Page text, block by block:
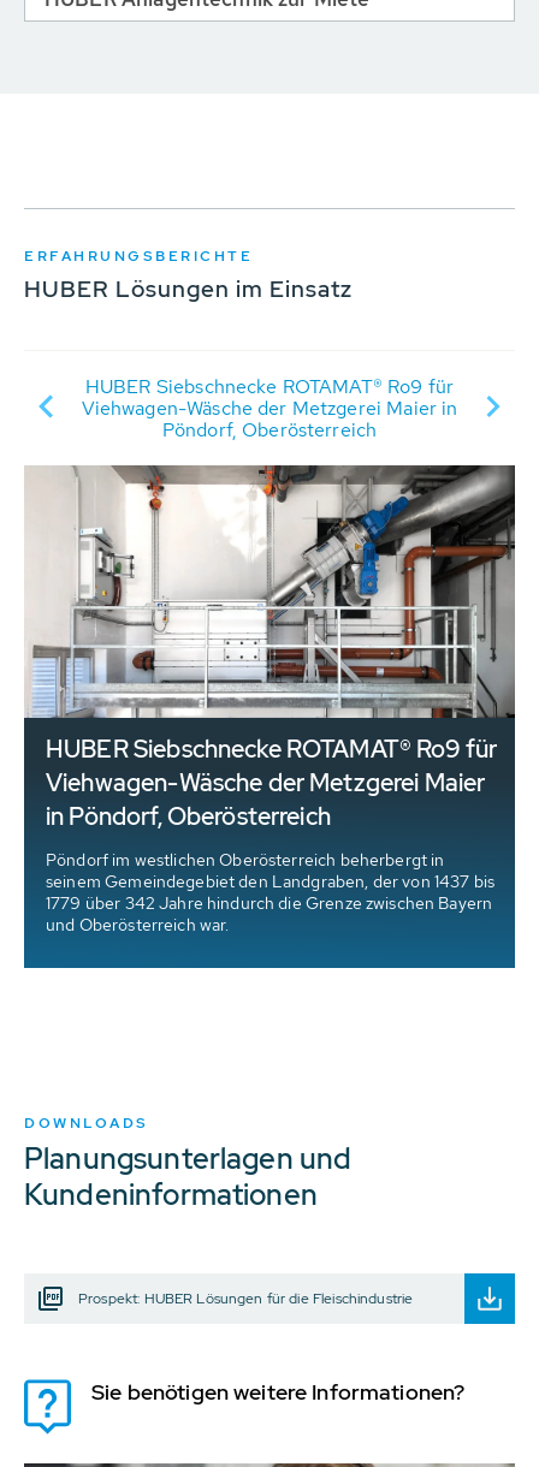
ERFAHRUNGSBERICHTE
HUBER Lösungen im Einsatz
HUBER Siebschnecke ROTAMAT® Ro9 für
Viehwagen-Wäsche der Metzgerei Maier in
Pöndorf, Oberösterreich
HUBER Siebschnecke ROTAMAT® Ro9 für
Viehwagen-Wäsche der Metzgerei Maier
in Pöndorf, Oberösterreich
Pöndorf im westlichen Oberösterreich beherbergt in
seinem Gemeindegebiet den Landgraben, der von 1437 bis
1779 über 342 Jahre hindurch die Grenze zwischen Bayern
und Oberösterreich war.
DOWNLOADS
Planungsunterlagen und
Kundeninformationen
Prospekt: HUBER Lösungen für die Fleischindustrie
Sie benötigen weitere Informationen?